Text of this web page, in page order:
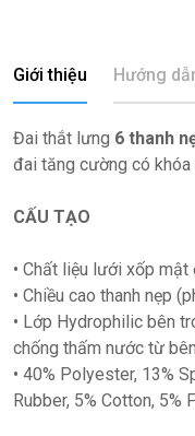
Giới thiệu Hướng
Đai thắt lưng 6 thanh
đai tăng cường có khóa
CẤU TẠO
• Chất liệu lưới xốp
• Chiều cao thanh nẹp
• Lớp Hydrophilic bên
chống thấm nước từ
• 40% Polyester, 13%
Rubber, 5% Cotton, 5%